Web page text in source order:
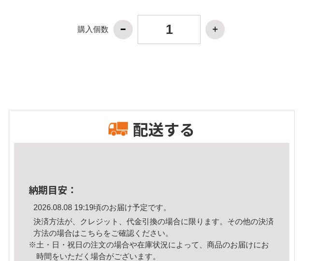
購入個数
配送する
納期目安：
2026.08.08 19:19頃のお届け予定です。
決済方法が、クレジット、代金引換の場合に限ります。その他の決済
方法の場合はこちら をご確認ください。
※土・日・祝日の注文の場合や在庫状況によって、商品のお届けにお
時間をいただく場合がございます。